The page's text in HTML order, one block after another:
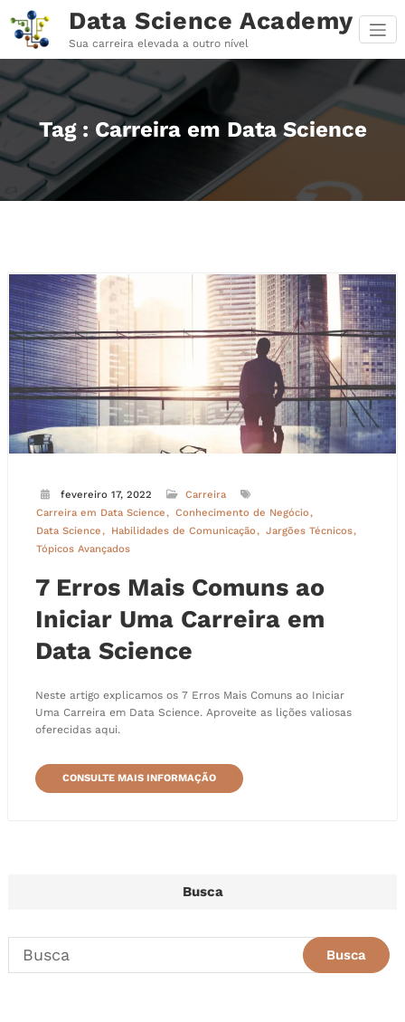
para
conteúdo
Data Science Academy
Sua carreira elevada a outro nível
Tag : Carreira em Data Science
fevereiro 17, 2022
Carreira
Carreira em Data Science
Conhecimento de Negócio
Data Science
Habilidades de Comunicação
Jargões Técnicos
Tópicos Avançados
7 Erros Mais Comuns ao
Iniciar Uma Carreira em
Data Science
Neste artigo explicamos os 7 Erros Mais Comuns ao Iniciar
Uma Carreira em Data Science. Aproveite as lições valiosas
oferecidas aqui.
CONSULTE MAIS INFORMAÇÃO
Busca